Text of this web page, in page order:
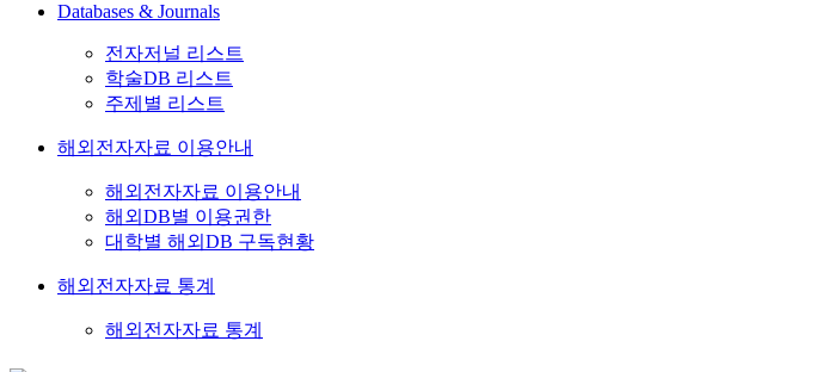
Databases & Journals
전자저널 리스트
학술DB 리스트
주제별 리스트
해외전자자료 이용안내
해외전자자료 이용안내
해외DB별 이용권한
대학별 해외DB 구독현황
해외전자자료 통계
해외전자자료 통계